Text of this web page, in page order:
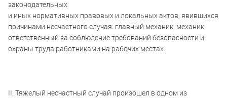
законодательных
и иных нормативных правовых и локальных актов, явившихся
причинами несчастного случая: главный механик, механик
ответственный за соблюдение требований безопасности и
охраны труда работниками на рабочих местах.
II. Тяжелый несчастный случай произошел в одном из